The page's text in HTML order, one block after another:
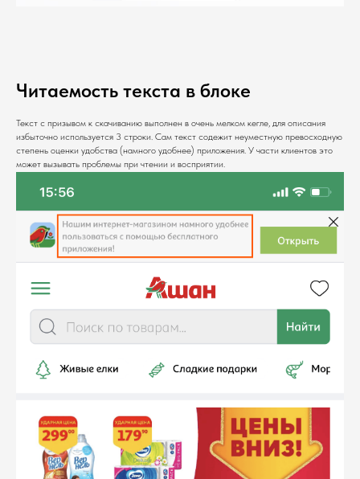
Читаемость текста в блоке
Текст с призывом к скачиванию выполнен в очень мелком кегле, для описания
избыточно используется 3 строки. Сам текст содежит неуместную превосходную
степень оценки удобства (намного удобнее) приложения. У части клиентов это
может вызывать проблемы при чтении и восприятии.